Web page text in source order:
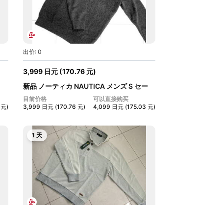
元)
出价: 0
3,999 日元 (170.76 元)
新品 ノーティカ NAUTICA メンズ S セー
タ...
目前价格
3,999 日元 (170.76 元)
可以直接购买
4,099 日元 (175.03 元)
1 天